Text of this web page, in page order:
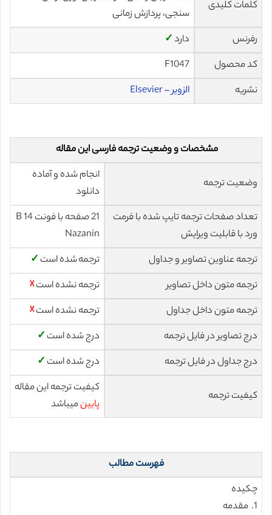
کلمات کلیدی
سنجی، پردازش زمانی
رفرنس
دارد✓
کد محصول
F1047
نشریه
الزویر – Elsevier
مشخصات و وضعیت ترجمه فارسی این مقاله
وضعیت ترجمه
انجام شده و آماده
دانلود
تعداد صفحات ترجمه تایپ شده با فرمت
ورد با قابلیت ویرایش
21 صفحه با فونت 14 B
Nazanin
ترجمه عناوین تصاویر و جداول
ترجمه شده است ✓
ترجمه متون داخل تصاویر
ترجمه نشده است☓
ترجمه متون داخل جداول
ترجمه نشده است☓
درج تصاویر در فایل ترجمه
درج شده است ✓
درج جداول در فایل ترجمه
درج شده است ✓
کیفیت ترجمه
کیفیت ترجمه این مقاله
پایینمیباشد
فهرست مطالب
چکیده
1. مقدمه